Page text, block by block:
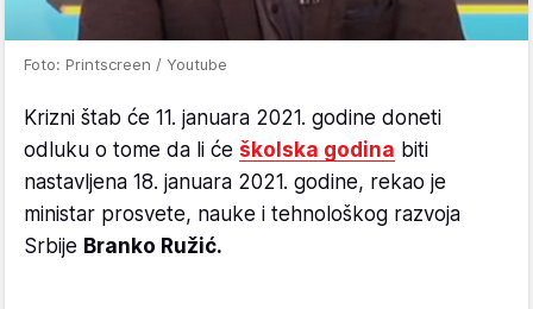
Foto: Printscreen / Youtube
Krizni štab će 11. januara 2021. godine doneti
odluku o tome da li će školska godina biti
nastavljena 18. januara 2021. godine, rekao je
ministar prosvete, nauke i tehnološkog razvoja
Srbije Branko Ružić.